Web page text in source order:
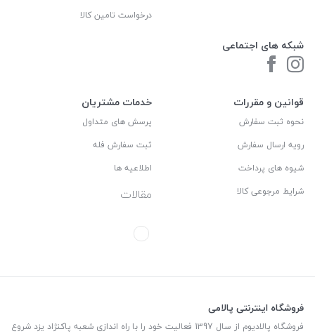
شبکه های اجتماعی
درخواست تامین کالا
قوانین و مقررات
نحوه ثبت سفارش
رویه ارسال سفارش
شیوه های پرداخت
شرایط مرجوعی کالا
خدمات مشتریان
پرسش های متداول
ثبت سفارش فله
اطلاعیه ها
مقالات
فروشگاه اینترنتی پالامی
فروشگاه پالادیوم از سال 1397 فعالیت خود را با راه اندازی شعبه پاکنژاد یزد شروع